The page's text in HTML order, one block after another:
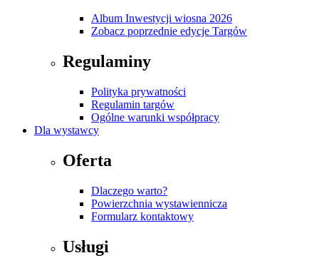
Album Inwestycji wiosna 2026
Zobacz poprzednie edycje Targów
Regulaminy
Polityka prywatności
Regulamin targów
Ogólne warunki współpracy
Dla wystawcy
Oferta
Dlaczego warto?
Powierzchnia wystawiennicza
Formularz kontaktowy
Usługi